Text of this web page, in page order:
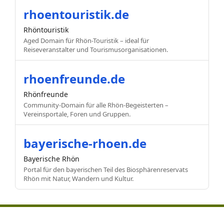
rhoentouristik.de
Rhöntouristik
Aged Domain für Rhön-Touristik – ideal für
Reiseveranstalter und Tourismusorganisationen.
rhoenfreunde.de
Rhönfreunde
Community-Domain für alle Rhön-Begeisterten –
Vereinsportale, Foren und Gruppen.
bayerische-rhoen.de
Bayerische Rhön
Portal für den bayerischen Teil des Biosphärenreservats
Rhön mit Natur, Wandern und Kultur.